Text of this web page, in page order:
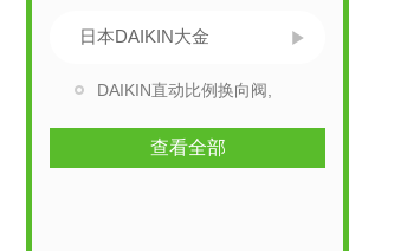
日本DAIKIN大金
DAIKIN直动比例换向阀,
查看全部